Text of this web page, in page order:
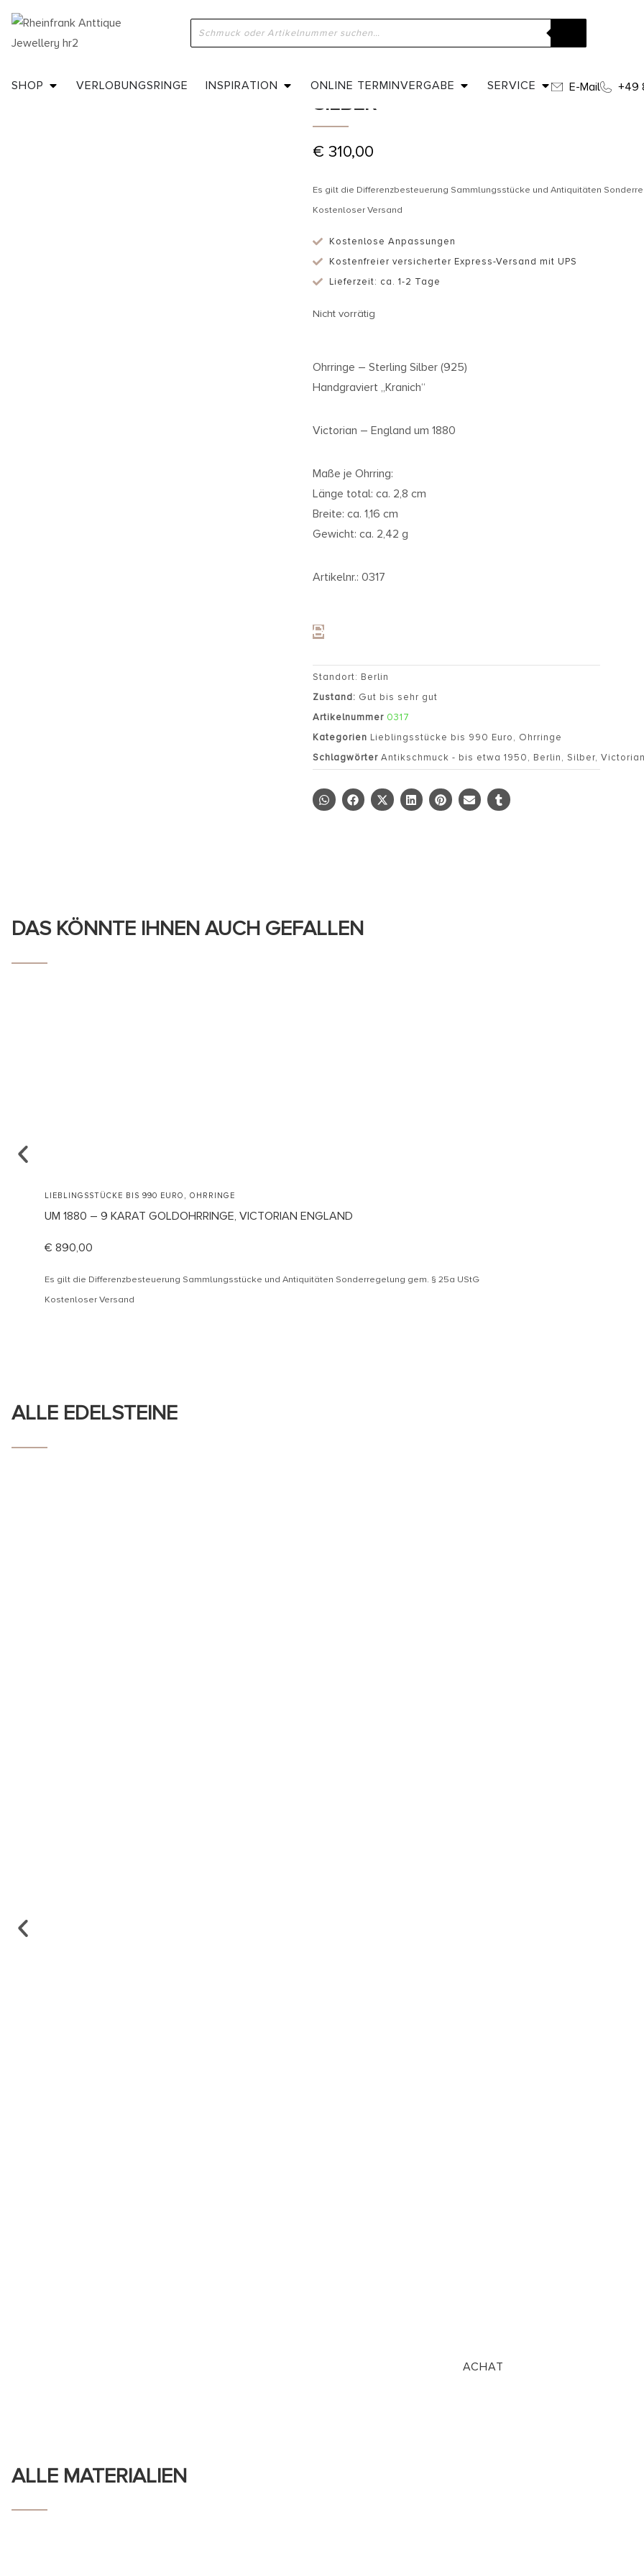
SHOP VERLOBUNGSRINGE INSPIRATION ONLINE TERMINVERGABE SERVICE E-Mail +49
Home»Shop»Um 1880 – Viktorianische Ohrringe in Silber
UM 1880 – VIKTORIANISCHE
SILBER
€ 310,00
Es gilt die Differenzbesteuerung Sammlungsstücke und Antiquitäten
Kostenloser Versand
Kostenlose Anpassungen
Kostenfreier versicherter Express-Versand mit UPS
Lieferzeit: ca. 1-2 Tage
Nicht vorrätig
Ohrringe – Sterling Silber (925)
Handgraviert „Kranich“
Victorian – England um 1880
Maße je Ohrring:
Länge total: ca. 2,8 cm
Breite: ca. 1,16 cm
Gewicht: ca. 2,42 g
Artikelnr.: 0317
Standort: Berlin
Zustand: Gut bis sehr gut
Artikelnummer 0317
Kategorien Lieblingsstücke bis 990 Euro, Ohrringe
Schlagwörter Antikschmuck - bis etwa 1950, Berlin,Silber,
DAS KÖNNTE IHNEN AUCH GEFALLEN
LIEBLINGSSTÜCKE BIS 990 EURO , OHRRINGE
UM 1880 – 9 KARAT GOLDOHRRINGE, VICTORIAN ENGLAND
€ 890,00
Es gilt die Differenzbesteuerung Sammlungsstücke und Antiquitäten Sonderregelung gem. § 25a UStG
Kostenloser Versand
ALLE EDELSTEINE
ACHAT
ALLE MATERIALIEN